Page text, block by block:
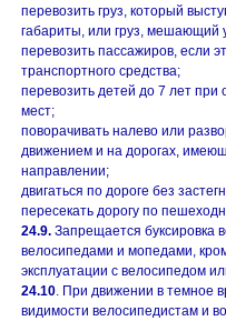
перевозить груз, который
габариты, или груз, мешающий
перевозить пассажиров, если
транспортного средства;
перевозить детей до 7 лет при
мест;
поворачивать налево или
движением и на дорогах,
направлении;
двигаться по дороге без
пересекать дорогу по
24.9. Запрещается буксировка
велосипедами и мопедами,
эксплуатации с велосипедом
24.10 . При движении в темное
видимости велосипедистам и